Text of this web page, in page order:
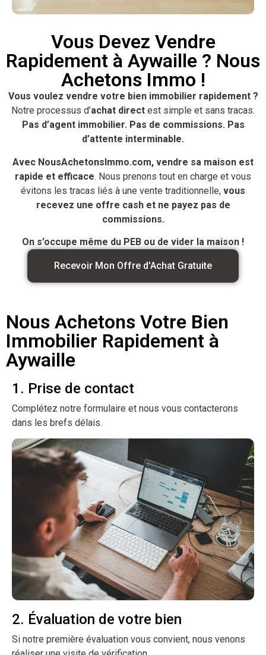
Vous Devez Vendre
Rapidement à Aywaille ? Nous
Achetons Immo !
Vous voulez vendre votre bien immobilier rapidement ?
Notre processus d’achat direct est simple et sans tracas.
Pas d’agent immobilier. Pas de commissions. Pas
d’attente interminable.
Avec NousAchetonsImmo.com, vendre sa maison est
rapide et efficace. Nous prenons tout en charge et vous
évitons les tracas liés à une vente traditionnelle, vous
recevez une offre cash et ne payez pas de
commissions.
On s’occupe même du PEB ou de vider la maison !
Recevoir Mon Offre d'Achat Gratuite
Nous Achetons Votre Bien
Immobilier Rapidement à
Aywaille
1. Prise de contact
Complétez notre formulaire et nous vous contacterons
dans les brefs délais.
2. Évaluation de votre bien
Si notre première évaluation vous convient, nous venons